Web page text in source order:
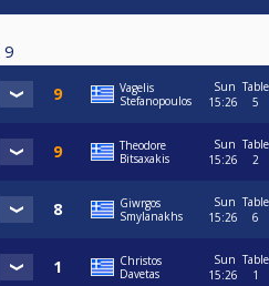
9
Vagelis
Stefanopoulos
Sun
15:26
Table
5
Theodore
Bitsaxakis
Sun
15:26
Table
2
Giwrgos
Smylanakhs
Sun
15:26
Table
6
Christos
Davetas
Sun
15:26
Table
1